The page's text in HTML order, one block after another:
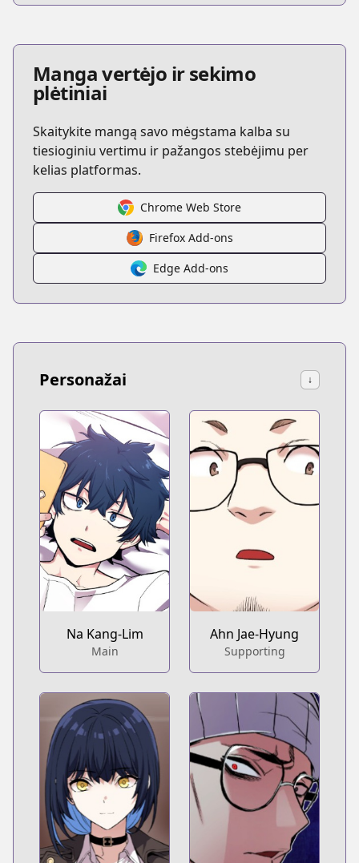
Manga vertėjo ir sekimo
plėtiniai
Skaitykite mangą savo mėgstama kalba su
tiesioginiu vertimu ir pažangos stebėjimu per
kelias platformas.
Chrome Web Store
Firefox Add-ons
Edge Add-ons
Personažai ↓
Na Kang-Lim
Main
Ahn Jae-Hyung
Supporting